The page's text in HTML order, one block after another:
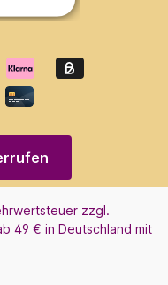
zzgl.
49 € in Deutschland mit